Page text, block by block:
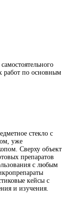
работ по основным
стекло с
уже
Сверху объект
препаратов
с любым
кейсы с
и изучения.